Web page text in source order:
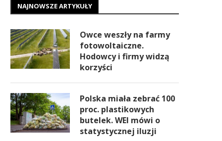
NAJNOWSZE ARTYKUŁY
Owce weszły na farmy
fotowoltaiczne.
Hodowcy i firmy widzą
korzyści
Polska miała zebrać 100
proc. plastikowych
butelek. WEI mówi o
statystycznej iluzji